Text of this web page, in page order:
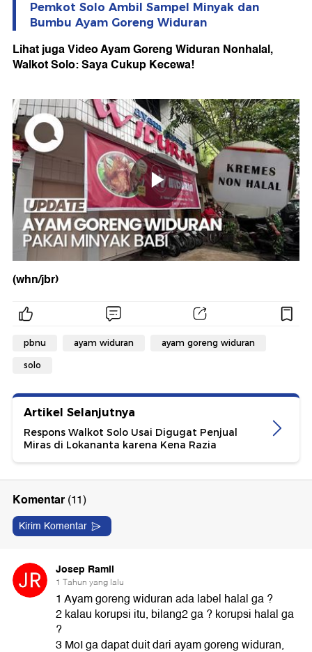
Pemkot Solo Ambil Sampel Minyak dan
Bumbu Ayam Goreng Widuran
Lihat juga Video Ayam Goreng Widuran Nonhalal,
Walkot Solo: Saya Cukup Kecewa!
(whn/jbr)
pbnu ayam widuran ayam goreng widuran
solo
Artikel Selanjutnya
Respons Walkot Solo Usai Digugat Penjual
Miras di Lokananta karena Kena Razia